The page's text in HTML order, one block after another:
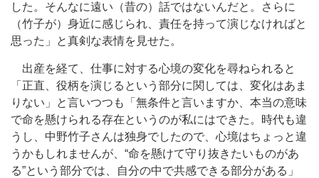
した。そんなに遠い（昔の）話ではないんだと。さらに
（竹子が）身近に感じられ、責任を持って演じなければと
思った」と真剣な表情を見せた。
出産を経て、仕事に対する心境の変化を尋ねられると
「正直、役柄を演じるという部分に関しては、変化はあま
りない」と言いつつも「無条件と言いますか、本当の意味
で命を懸けられる存在というのが私にはできた。時代も違
うし、中野竹子さんは独身でしたので、心境はちょっと違
うかもしれませんが、“命を懸けて守り抜きたいものがあ
る”という部分では、自分の中で共感できる部分がある」